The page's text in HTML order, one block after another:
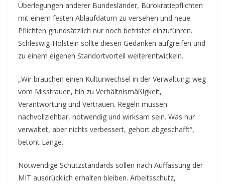
Überlegungen anderer Bundesländer, Bürokratiepflichten
mit einem festen Ablaufdatum zu versehen und neue
Pflichten grundsätzlich nur noch befristet einzuführen.
Schleswig-Holstein sollte diesen Gedanken aufgreifen und
zu einem eigenen Standortvorteil weiterentwickeln.
„Wir brauchen einen Kulturwechsel in der Verwaltung: weg
vom Misstrauen, hin zu Verhältnismäßigkeit,
Verantwortung und Vertrauen. Regeln müssen
nachvollziehbar, notwendig und wirksam sein. Was nur
verwaltet, aber nichts verbessert, gehört abgeschafft“,
betont Lange.
Notwendige Schutzstandards sollen nach Auffassung der
MIT ausdrücklich erhalten bleiben. Arbeitsschutz,